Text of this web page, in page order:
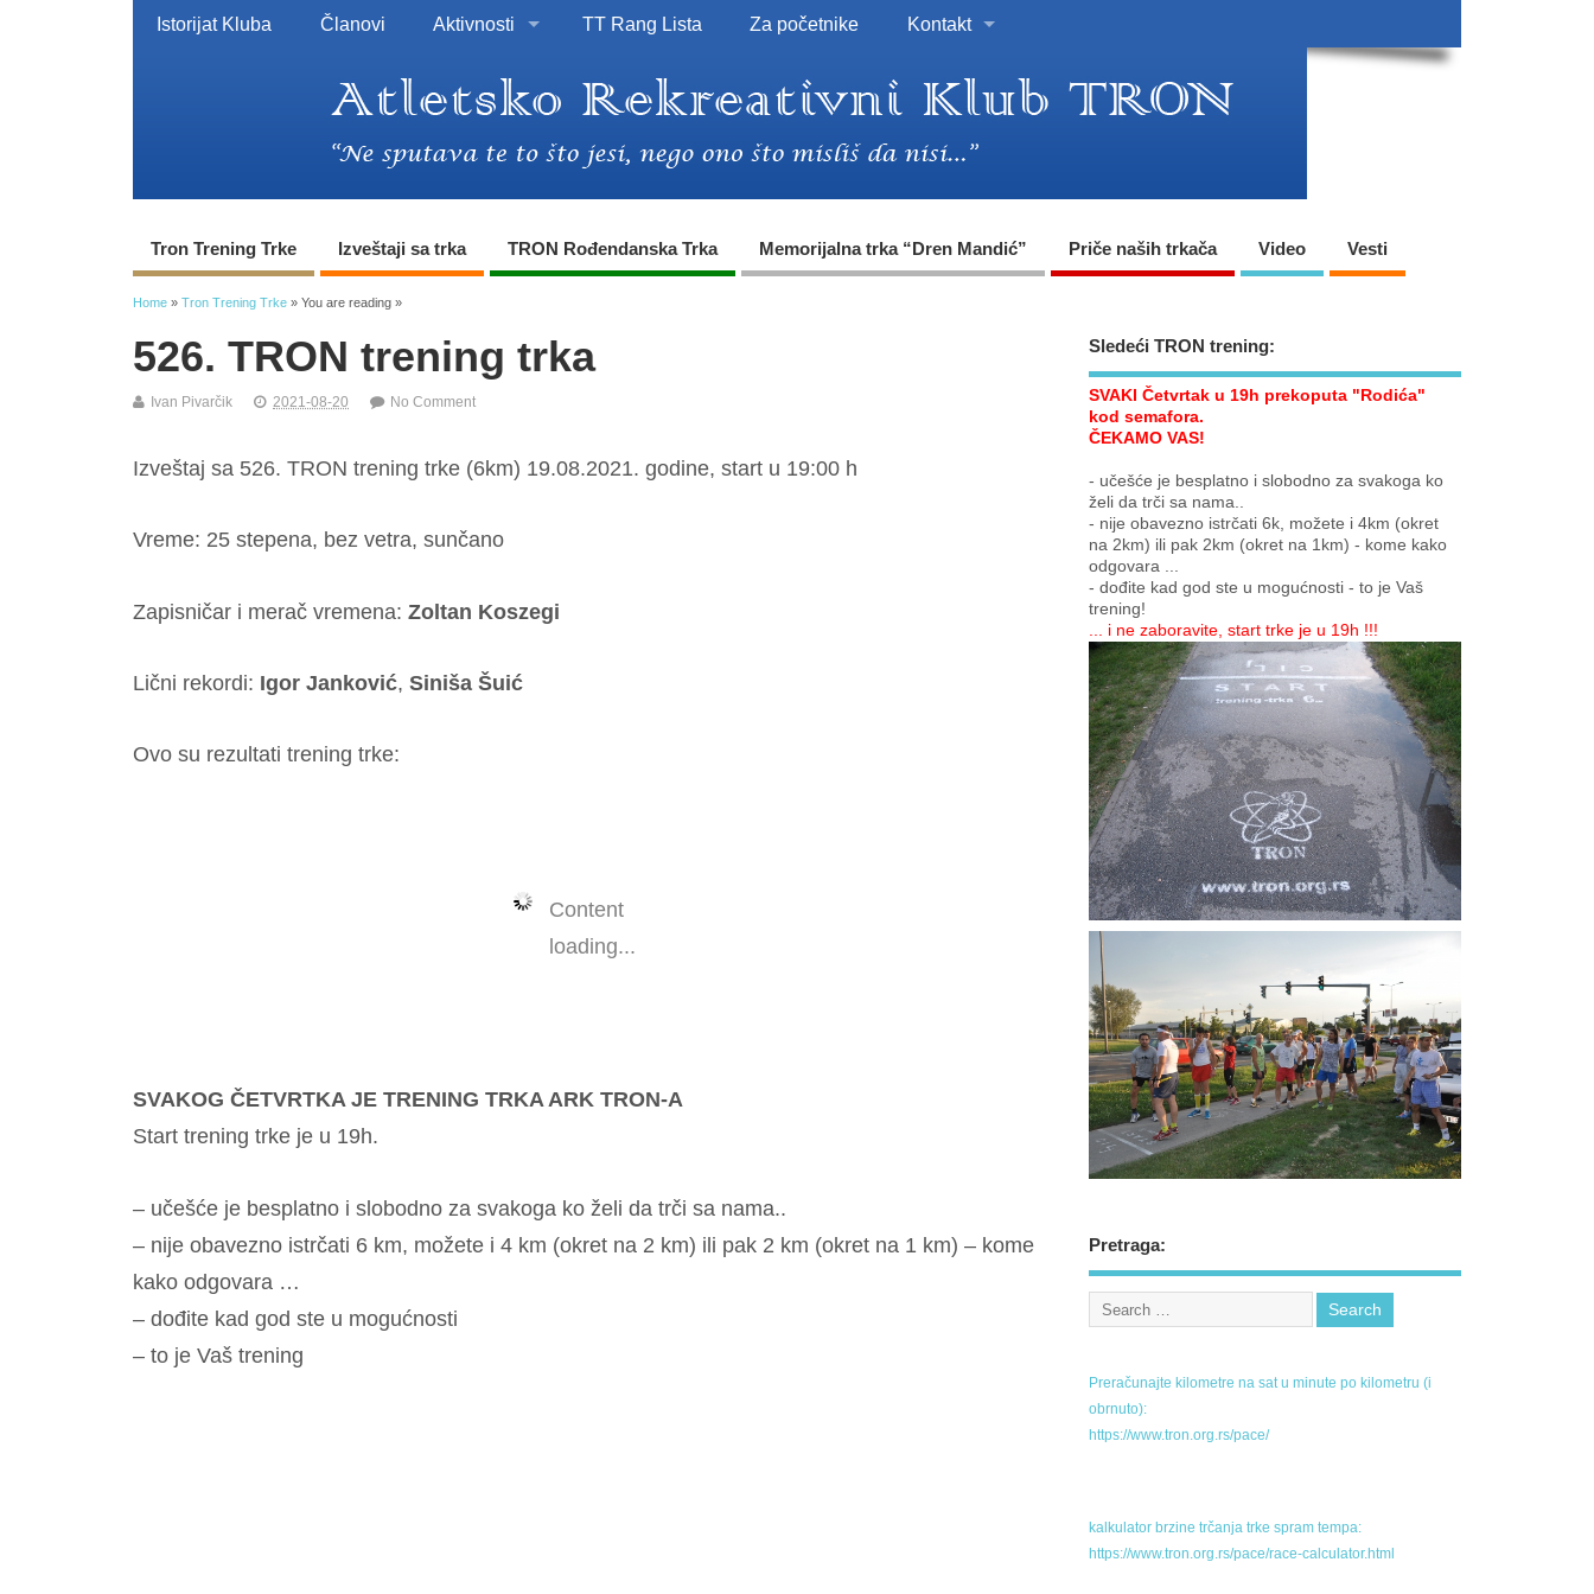
Istorijat Kluba Članovi Aktivnosti TT Rang Lista Za početnike Kontakt
Tron Trening Trke Izveštaji sa trka TRON Rođendanska Trka Memorijalna trka “Dren Mandić” Priče naših trkača Video Vesti
Home » Tron Trening Trke » You are reading »
526. TRON trening trka
Ivan Pivarčik 2021-08-20 No Comment
Izveštaj sa 526. TRON trening trke (6km) 19.08.2021. godine, start u 19:00 h
Vreme: 25 stepena, bez vetra, sunčano
Zapisničar i merač vremena: Zoltan Koszegi
Lični rekordi: Igor Janković, Siniša Šuić
Ovo su rezultati trening trke:
Content
loading...
SVAKOG ČETVRTKA JE TRENING TRKA ARK TRON-A
Start trening trke je u 19h.
– učešće je besplatno i slobodno za svakoga ko želi da trči sa nama..
– nije obavezno istrčati 6 km, možete i 4 km (okret na 2 km) ili pak 2 km (okret na 1 km) – kome
kako odgovara …
– dođite kad god ste u mogućnosti
– to je Vaš trening
Sledeći TRON trening:
SVAKI Četvrtak u 19h prekoputa "Rodića"
kod semafora.
ČEKAMO VAS!
- učešće je besplatno i slobodno za svakoga ko
želi da trči sa nama..
- nije obavezno istrčati 6k, možete i 4km (okret
na 2km) ili pak 2km (okret na 1km) - kome kako
odgovara ...
- dođite kad god ste u mogućnosti - to je Vaš
trening!
... i ne zaboravite, start trke je u 19h !!!
Pretraga:
Preračunajte kilometre na sat u minute po kilometru (i
obrnuto):
https://www.tron.org.rs/pace/
kalkulator brzine trčanja trke spram tempa:
https://www.tron.org.rs/pace/race-calculator.html